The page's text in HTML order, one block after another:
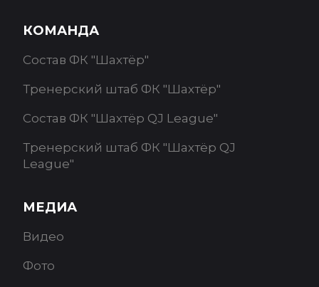
КОМАНДА
Состав ФК "Шахтёр"
Тренерский штаб ФК "Шахтёр"
Состав ФК "Шахтёр QJ League"
Тренерский штаб ФК "Шахтёр QJ
League"
МЕДИА
Видео
Фото